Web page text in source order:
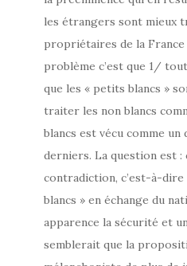
les étrangers sont mieux
propriétaires de la
problème c’est que 1/
que les « petits blancs »
traiter les non blancs
blancs est vécu comme un
derniers. La question est
contradiction, c’est-à-
blancs » en échange du
apparence la sécurité et
semblerait que la